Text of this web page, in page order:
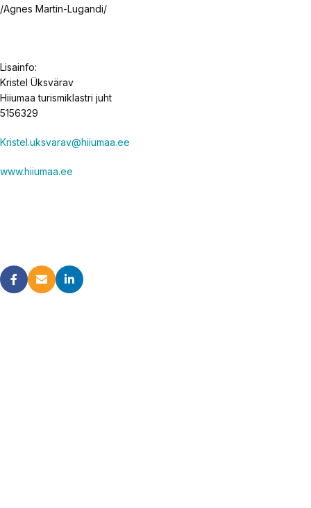
/Agnes Martin-Lugandi/
Lisainfo:
Kristel Üksvärav
Hiiumaa turismiklastri juht
5156329
Kristel.uksvarav@hiiumaa.ee
www.hiiumaa.ee